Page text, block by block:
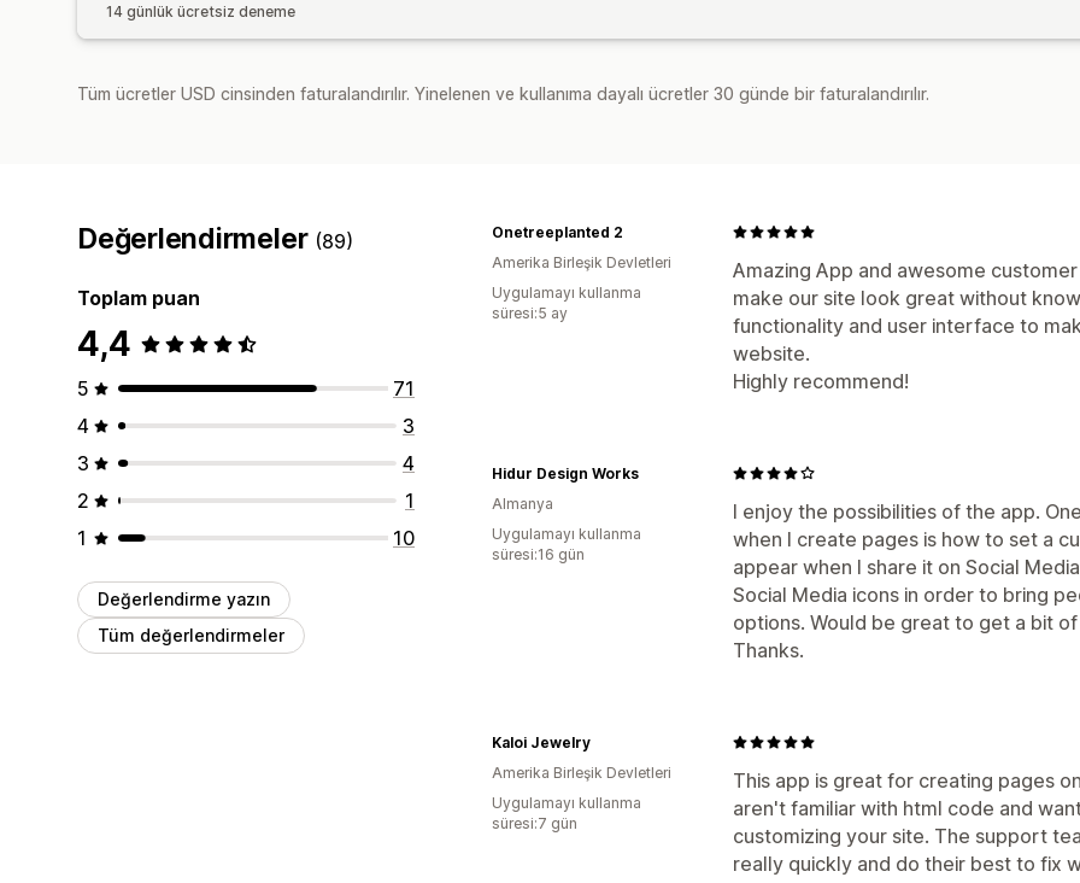
14 günlük ücretsiz deneme
Tüm ücretler USD cinsinden faturalandırılır. Yinelenen ve kullanıma dayalı ücretler 30 günde bir faturalandırılır.
Değerlendirmeler (89)
Toplam puan
4,4
5
71
4
3
3
4
2
1
1
10
Değerlendirme yazın
Tüm değerlendirmeler
Amazing App and awesome
make our site look great without
functionality and user interface to
website.
Highly recommend!
Onetreeplanted 2
Amerika Birleşik Devletleri
Uygulamayı kullanma
süresi:5 ay
I enjoy the possibilities of the app.
when I create pages is how to set a
appear when I share it on Social
Social Media icons in order to bring
options. Would be great to get a bit
Thanks.
Hidur Design Works
Almanya
Uygulamayı kullanma
süresi:16 gün
This app is great for creating pages
aren't familiar with html code and
customizing your site. The support
really quickly and do their best to fix
Kaloi Jewelry
Amerika Birleşik Devletleri
Uygulamayı kullanma
süresi:7 gün